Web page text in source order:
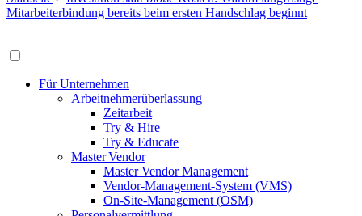
Mitarbeiterbindung bereits beim ersten Handschlag beginnt
Für Unternehmen
Arbeitnehmerüberlassung
Zeitarbeit
Try & Hire
Try & Educate
Master Vendor
Master Vendor Management
Vendor-Management-System (VMS)
On-Site-Management (OSM)